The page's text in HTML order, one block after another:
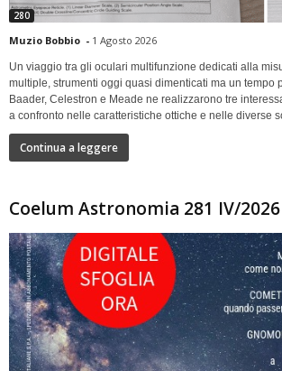
280
Muzio Bobbio - 1 Agosto 2026
Un viaggio tra gli oculari multifunzione dedicati alla
multiple, strumenti oggi quasi dimenticati ma un tempo
Baader, Celestron e Meade ne realizzarono tre
a confronto nelle caratteristiche ottiche e nelle diverse
Continua a leggere
Coelum Astronomia 281 IV/